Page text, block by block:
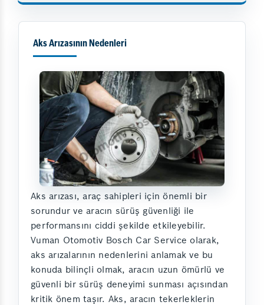
Aks Arızasının Nedenleri
Aks arızası, araç sahipleri için önemli bir
sorundur ve aracın sürüş güvenliği ile
performansını ciddi şekilde etkileyebilir.
Vuman Otomotiv Bosch Car Service olarak,
aks arızalarının nedenlerini anlamak ve bu
konuda bilinçli olmak, aracın uzun ömürlü ve
güvenli bir sürüş deneyimi sunması açısından
kritik önem taşır. Aks, aracın tekerleklerin